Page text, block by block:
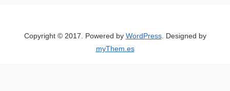
Copyright © 2017. Powered by WordPress. Designed by
myThem.es